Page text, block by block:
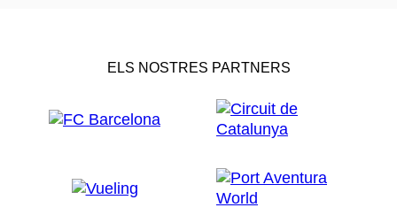
ELS NOSTRES PARTNERS